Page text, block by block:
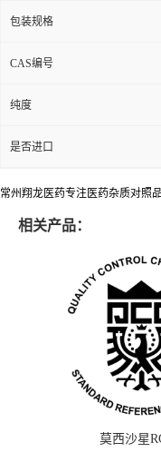
包装规格
CAS编号
纯度
是否进口
常州翔龙医药专注医药杂质对照
相关产品：
莫西沙星